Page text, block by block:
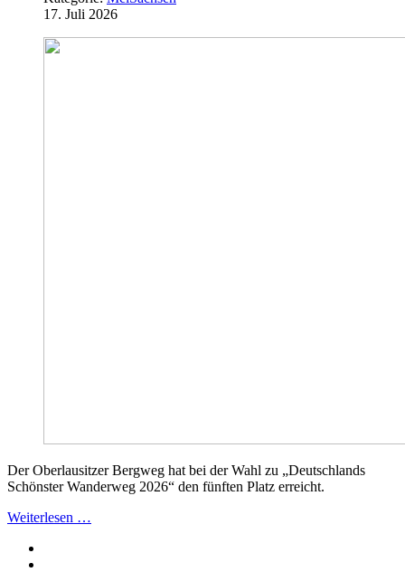
17. Juli 2026
Der Oberlausitzer Bergweg hat bei der Wahl zu „Deutschlands
Schönster Wanderweg 2026“ den fünften Platz erreicht.
Weiterlesen …